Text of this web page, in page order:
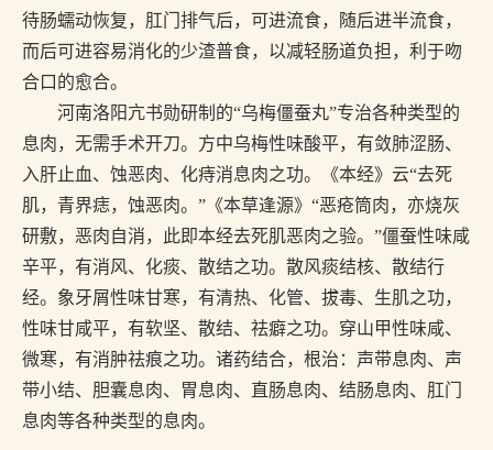
待肠蠕动恢复，肛门排气后，可进流食，随后进半流食，
而后可进容易消化的少渣普食，以减轻肠道负担，利于吻
合口的愈合。
河南洛阳亢书勋研制的“乌梅僵蚕丸”专治各种类型的
息肉，无需手术开刀。方中乌梅性味酸平，有敛肺涩肠、
入肝止血、蚀恶肉、化痔消息肉之功。《本经》云“去死
肌，青界痣，蚀恶肉。”《本草逢源》“恶疮筒肉，亦烧灰
研敷，恶肉自消，此即本经去死肌恶肉之验。”僵蚕性味咸
辛平，有消风、化痰、散结之功。散风痰结核、散结行
经。象牙屑性味甘寒，有清热、化管、拔毒、生肌之功，
性味甘咸平，有软坚、散结、祛癖之功。穿山甲性味咸、
微寒，有消肿祛痕之功。诸药结合，根治：声带息肉、声
带小结、胆囊息肉、胃息肉、直肠息肉、结肠息肉、肛门
息肉等各种类型的息肉。